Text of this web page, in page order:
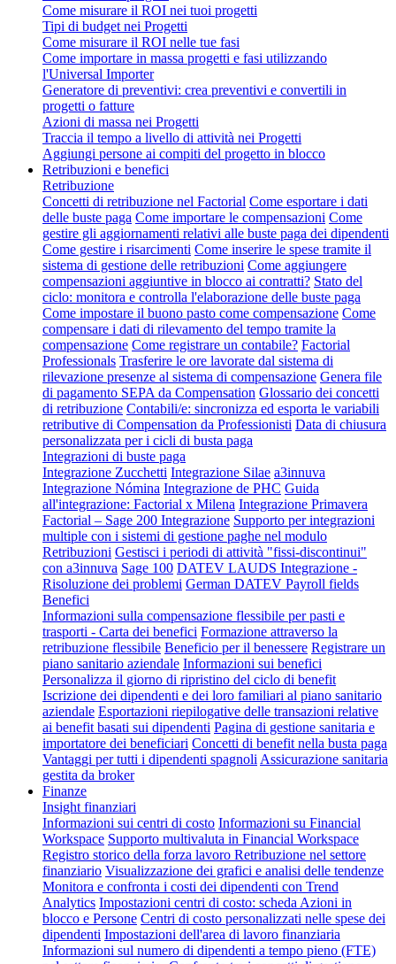
Come misurare il ROI nei tuoi progetti
Tipi di budget nei Progetti
Come misurare il ROI nelle tue fasi
Come importare in massa progetti e fasi utilizzando
l'Universal Importer
Generatore di preventivi: crea preventivi e convertili in
progetti o fatture
Azioni di massa nei Progetti
Traccia il tempo a livello di attività nei Progetti
Aggiungi persone ai compiti del progetto in blocco
Retribuzioni e benefici
Retribuzione
Concetti di retribuzione nel Factorial Come esportare i dati
delle buste paga Come importare le compensazioni Come
gestire gli aggiornamenti relativi alle buste paga dei dipendenti
Come gestire i risarcimenti Come inserire le spese tramite il
sistema di gestione delle retribuzioni Come aggiungere
compensazioni aggiuntive in blocco ai contratti? Stato del
ciclo: monitora e controlla l'elaborazione delle buste paga
Come impostare il buono pasto come compensazione Come
compensare i dati di rilevamento del tempo tramite la
compensazione Come registrare un contabile? Factorial
Professionals Trasferire le ore lavorate dal sistema di
rilevazione presenze al sistema di compensazione Genera file
di pagamento SEPA da Compensation Glossario dei concetti
di retribuzione Contabili/e: sincronizza ed esporta le variabili
retributive di Compensation da Professionisti Data di chiusura
personalizzata per i cicli di busta paga
Integrazioni di buste paga
Integrazione Zucchetti Integrazione Silae a3innuva
Integrazione Nómina Integrazione de PHC Guida
all'integrazione: Factorial x Milena Integrazione Primavera
Factorial – Sage 200 Integrazione Supporto per integrazioni
multiple con i sistemi di gestione paghe nel modulo
Retribuzioni Gestisci i periodi di attività "fissi-discontinui"
con a3innuva Sage 100 DATEV LAUDS Integrazione -
Risoluzione dei problemi German DATEV Payroll fields
Benefici
Informazioni sulla compensazione flessibile per pasti e
trasporti - Carta dei benefici Formazione attraverso la
retribuzione flessibile Beneficio per il benessere Registrare un
piano sanitario aziendale Informazioni sui benefici
Personalizza il giorno di ripristino del ciclo di benefit
Iscrizione dei dipendenti e dei loro familiari al piano sanitario
aziendale Esportazioni riepilogative delle transazioni relative
ai benefit basati sui dipendenti Pagina di gestione sanitaria e
importatore dei beneficiari Concetti di benefit nella busta paga
Vantaggi per tutti i dipendenti spagnoli Assicurazione sanitaria
gestita da broker
Finanze
Insight finanziari
Informazioni sui centri di costo Informazioni su Financial
Workspace Supporto multivaluta in Financial Workspace
Registro storico della forza lavoro Retribuzione nel settore
finanziario Visualizzazione dei grafici e analisi delle tendenze
Monitora e confronta i costi dei dipendenti con Trend
Analytics Impostazioni centri di costo: scheda Azioni in
blocco e Persone Centri di costo personalizzati nelle spese dei
dipendenti Impostazioni dell'area di lavoro finanziaria
Informazioni sul numero di dipendenti a tempo pieno (FTE)